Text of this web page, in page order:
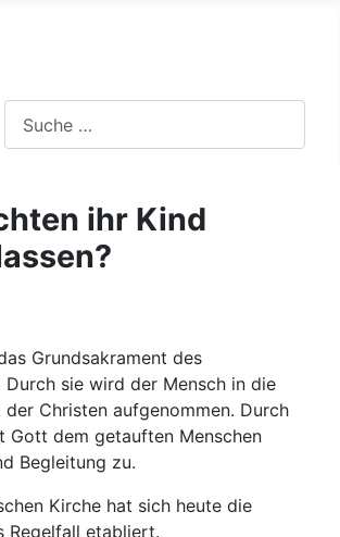
ihr Kind
Grundsakrament des
Durch sie wird der Mensch in die
der Christen aufgenommen. Durch
Gott dem getauften Menschen
Begleitung zu.
Kirche hat sich heute die
Regelfall etabliert.